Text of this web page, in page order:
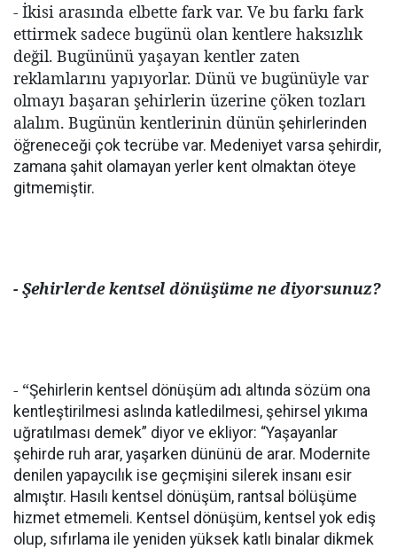
- İkisi arasında elbette fark var. Ve bu farkı fark
ettirmek sadece bugünü olan kentlere haksızlık
değil. Bugününü yaşayan kentler zaten
reklamlarını yapıyorlar. Dünü ve bugünüyle var
olmayı başaran şehirlerin üzerine çöken tozları
alalım. Bugünün kentlerinin dünün şehirlerinden
öğreneceği çok tecrübe var. Medeniyet varsa şehirdir,
zamana şahit olamayan yerler kent olmaktan öteye
gitmemiştir.
- Şehirlerde kentsel dönüşüme ne diyorsunuz?
- “Şehirlerin kentsel dönüşüm adı altında sözüm ona
kentleştirilmesi aslında katledilmesi, şehirsel yıkıma
uğratılması demek” diyor ve ekliyor: “Yaşayanlar
şehirde ruh arar, yaşarken dününü de arar. Modernite
denilen yapaycılık ise geçmişini silerek insanı esir
almıştır. Hasılı kentsel dönüşüm, rantsal bölüşüme
hizmet etmemeli. Kentsel dönüşüm, kentsel yok ediş
olup, sıfırlama ile yeniden yüksek katlı binalar dikmek